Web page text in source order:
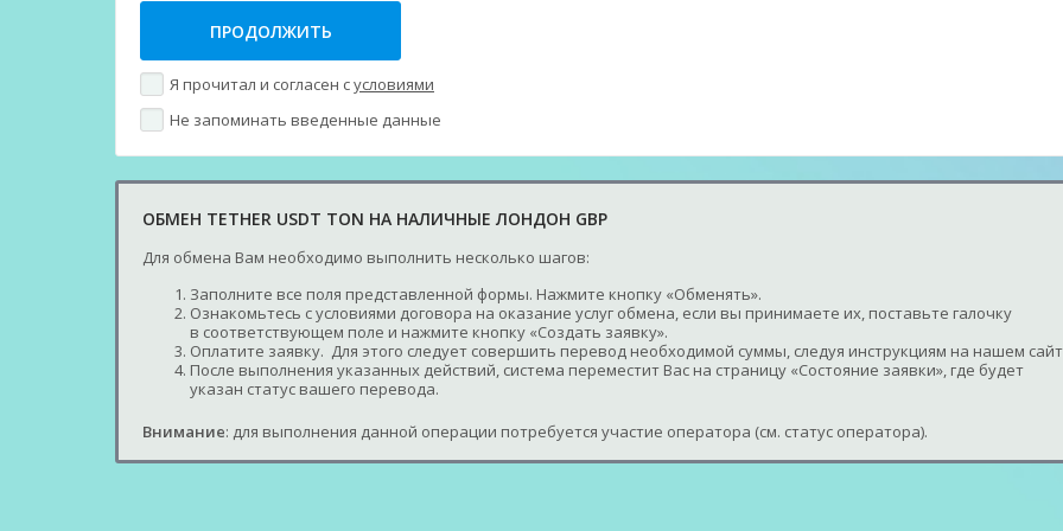
Я прочитал и согласен сусловиями
Не запоминать введенные данные
ОБМЕН TETHER USDT TON НА НАЛИЧНЫЕ ЛОНДОН GBP
Для обмена Вам необходимо выполнить несколько шагов:
Заполните все поля представленной формы. Нажмите кнопку «Обменять».
Ознакомьтесь с условиями договора на оказание услуг обмена, если вы принимаете их, поставьте галочку
в соответствующем поле и нажмите кнопку «Создать заявку».
Оплатите заявку. Для этого следует совершить перевод необходимой суммы, следуя инструкциям на нашем
После выполнения указанных действий, система переместит Вас на страницу «Состояние заявки», где будет
указан статус вашего перевода.
Внимание: для выполнения данной операции потребуется участие оператора (см. статус оператора).